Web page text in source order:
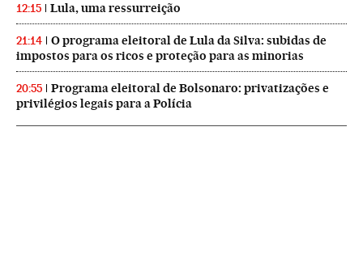
12:15 Lula, uma ressurreição
21:14
O programa eleitoral de Lula da Silva: subidas de
impostos para os ricos e proteção para as minorias
20:55
Programa eleitoral de Bolsonaro: privatizações e
privilégios legais para a Polícia